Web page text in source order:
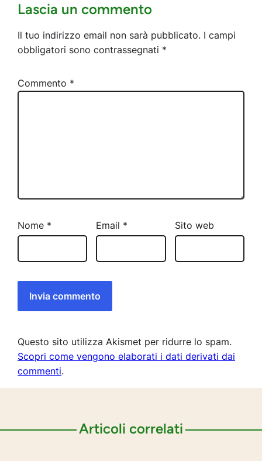
Lascia un commento
Il tuo indirizzo email non sarà pubblicato. I campi
obbligatori sono contrassegnati *
Commento *
Nome * Email * Sito web
Questo sito utilizza Akismet per ridurre lo spam.
Scopri come vengono elaborati i dati derivati dai
commenti.
Articoli correlati